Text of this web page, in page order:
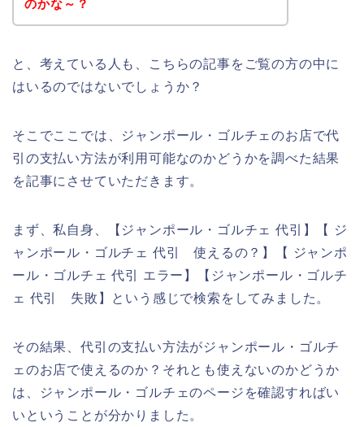
のかな～？
と、考えている人も、こちらの記事をご覧の方の中に
はいるのではないでしょうか？
そこでここでは、ジャンポール・ゴルチェのお店で代
引の支払い方法が利用可能なのかどうかを調べた結果
を記事にさせていただきます。
まず、私自身、【ジャンポール・ゴルチェ 代引】【 ジ
ャンポール・ゴルチェ 代引 使えるの？】【 ジャンポ
ール・ゴルチェ 代引 エラー】【ジャンポール・ゴルチ
ェ 代引 失敗】という感じで検索をしてみました。
その結果、代引の支払い方法がジャンポール・ゴルチ
ェのお店で使えるのか？それとも使えないのかどうか
は、ジャンポール・ゴルチェのページを確認すればい
いということが分かりました。